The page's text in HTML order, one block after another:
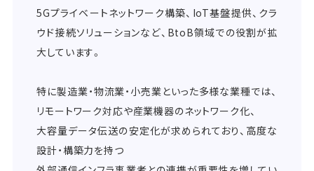
5Gプライベートネットワーク構築、IoT基盤提供、クラ
ウド接続ソリューションなど、BtoB領域での役割が拡
大しています。
特に製造業・物流業・小売業といった多様な業種では、
リモートワーク対応や産業機器のネットワーク化、
大容量データ伝送の安定化が求められており、高度な
設計・構築力を持つ